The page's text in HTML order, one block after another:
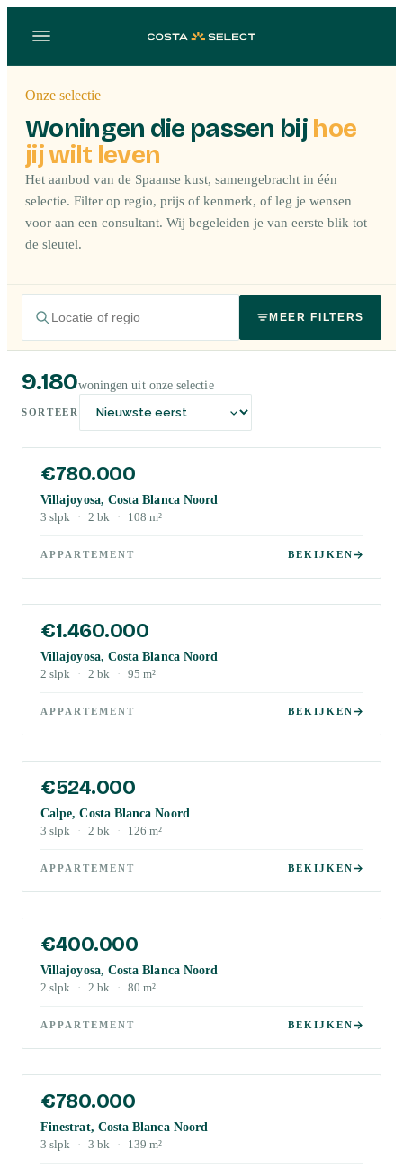
Onze selectie
Woningen die passen bij hoe
jij wilt leven
Het aanbod van de Spaanse kust, samengebracht in één
selectie. Filter op regio, prijs of kenmerk, of leg je wensen
voor aan een consultant. Wij begeleiden je van eerste blik tot
de sleutel.
MEER FILTERS
9.180woningen uit onze selectie
SORTEER
€780.000
Villajoyosa, Costa Blanca Noord
3 slpk · 2 bk · 108 m²
APPARTEMENT BEKIJKEN
€1.460.000
Villajoyosa, Costa Blanca Noord
2 slpk · 2 bk · 95 m²
APPARTEMENT BEKIJKEN
€524.000
Calpe, Costa Blanca Noord
3 slpk · 2 bk · 126 m²
APPARTEMENT BEKIJKEN
€400.000
Villajoyosa, Costa Blanca Noord
2 slpk · 2 bk · 80 m²
APPARTEMENT BEKIJKEN
€780.000
Finestrat, Costa Blanca Noord
3 slpk · 3 bk · 139 m²